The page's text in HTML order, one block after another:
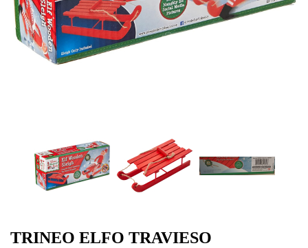
TRINEO ELFO TRAVIESO